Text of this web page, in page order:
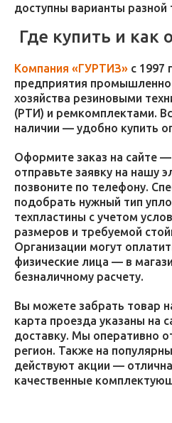
доступны варианты
Где купить и как
Компания «ГУРТИЗ» с 1997
предприятия
хозяйства резиновыми
(РТИ) и ремкомплектами.
наличии — удобно купить
Оформите заказ на сайте
отправьте заявку на нашу
позвоните по телефону.
подобрать нужный тип
техпластины с учетом
размеров и требуемой
Организации могут
физические лица — в
безналичному расчету.
Вы можете забрать товар
карта проезда указаны на
доставку. Мы оперативно
регион. Также на
действуют акции —
качественные